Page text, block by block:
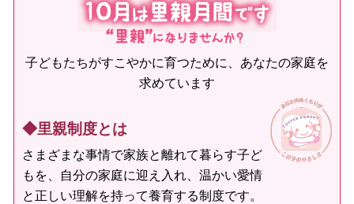
子どもたちがすこやかに育つために、あなたの家庭を
求めています
◆里親制度とは
さまざまな事情で家族と離れて暮らす子ど
もを、自分の家庭に迎え入れ、温かい愛情
と正しい理解を持って養育する制度です。